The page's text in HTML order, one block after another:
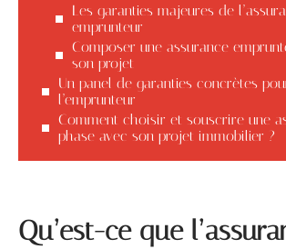
Les garanties majeures de
emprunteur
Composer une assurance
son projet
Un panel de garanties concrètes
l’emprunteur
Comment choisir et souscrire une
phase avec son projet immobilier ?
Qu’est-ce que